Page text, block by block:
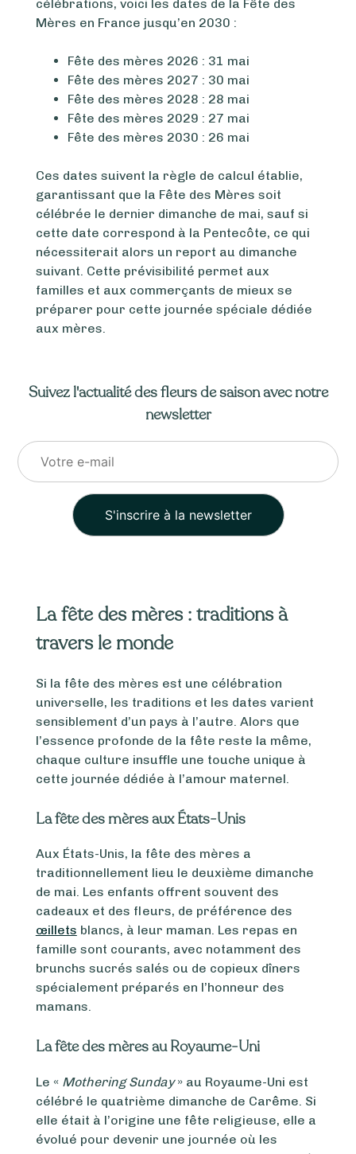
célébrations, voici les dates de la Fête des
Mères en France jusqu’en 2030 :
Fête des mères 2026 : 31 mai
Fête des mères 2027 : 30 mai
Fête des mères 2028 : 28 mai
Fête des mères 2029 : 27 mai
Fête des mères 2030 : 26 mai
Ces dates suivent la règle de calcul établie,
garantissant que la Fête des Mères soit
célébrée le dernier dimanche de mai, sauf si
cette date correspond à la Pentecôte, ce qui
nécessiterait alors un report au dimanche
suivant. Cette prévisibilité permet aux
familles et aux commerçants de mieux se
préparer pour cette journée spéciale dédiée
aux mères.
Suivez l'actualité des fleurs de saison avec notre
newsletter
champ
vide.
La fête des mères : traditions à
travers le monde
Si la fête des mères est une célébration
universelle, les traditions et les dates varient
sensiblement d’un pays à l’autre. Alors que
l’essence profonde de la fête reste la même,
chaque culture insuffle une touche unique à
cette journée dédiée à l’amour maternel.
La fête des mères aux États-Unis
Aux États-Unis, la fête des mères a
traditionnellement lieu le deuxième dimanche
de mai. Les enfants offrent souvent des
cadeaux et des fleurs, de préférence des
œillets blancs, à leur maman. Les repas en
famille sont courants, avec notamment des
brunchs sucrés salés ou de copieux dîners
spécialement préparés en l’honneur des
mamans.
La fête des mères au Royaume-Uni
Le « Mothering Sunday» au Royaume-Uni est
célébré le quatrième dimanche de Carême. Si
elle était à l’origine une fête religieuse, elle a
évolué pour devenir une journée où les